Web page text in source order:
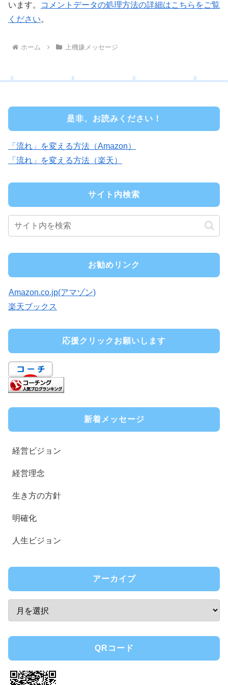
います。
コメントデータの処理方法の詳細はこちらをご覧
ください。
ホーム 上機嫌メッセージ
是非、お読みください！
「流れ」を変える方法（Amazon）
「流れ」を変える方法（楽天）
サイト内検索
お勧めリンク
Amazon.co.jp(アマゾン)
楽天ブックス
応援クリックお願いします
新着メッセージ
経営ビジョン
経営理念
生き方の方針
明確化
人生ビジョン
アーカイブ
QRコード